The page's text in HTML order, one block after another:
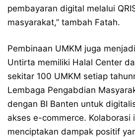
pembayaran digital melalui
masyarakat,” tambah Fatah.
Pembinaan UMKM juga
Untirta memiliki Halal Center
sekitar 100 UMKM setiap
Lembaga Pengabdian
dengan BI Banten untuk
akses e-commerce. Kolaborasi
menciptakan dampak positif